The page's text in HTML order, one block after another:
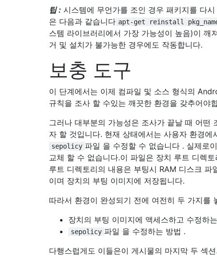
팁 : 시스템에 무언가를 조인 경우 패키지를 다
은 다음과 같습니다 apt-get reinstall
스템 라이브러리에서 가장 가능성이 높음)이 깨
거 및 설치가 불가능한 경우에도 작동합니다.
보충 도구
이 단계에서는 이제 컴파일 및 소스 형식의
규칙을 조사 할 수있는 깨끗한 환경을 갖추어야
그러나 대부분의 가능성은 조사가 끝날 때 어떤
자 할 것입니다. 현재 상태에서는 사용자 환경에
sepolicy 파일 을 수정할 수 없습니다 . 실제로
교체 할 수 없습니다.이 파일은 장치 루트 디렉
루트 디렉토리의 내용은 부팅시 RAM 디스크 파
이며 장치의 부팅 이미지에 저장됩니다.
따라서 환경이 완성되기 전에 여전히 두 가지를
장치의 부팅 이미지에 액세스하고 수정하
sepolicy 파일 을 수정하는 방법 .
다행스럽게도 이들은이 게시물의 마지막 두 섹